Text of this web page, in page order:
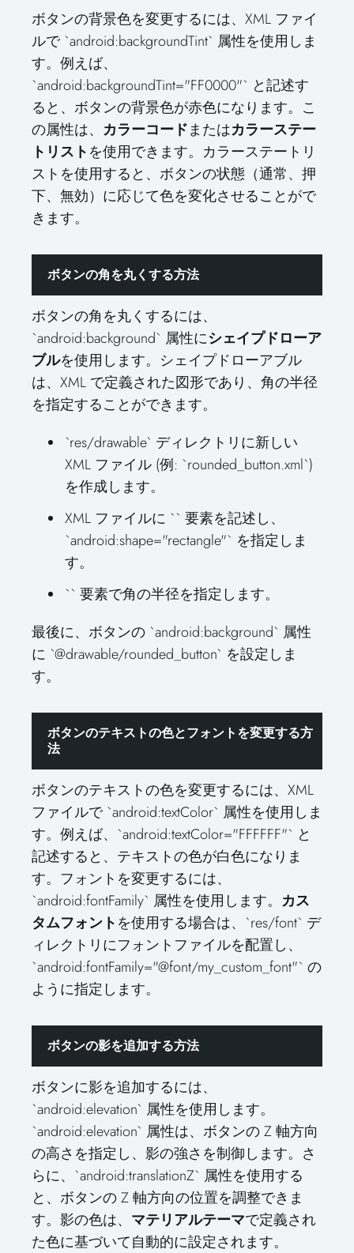
ボタンの背景色を変更するには、XML ファイ
ルで `android:backgroundTint` 属性を使用しま
す。例えば、
`android:backgroundTint="FF0000"` と記述す
ると、ボタンの背景色が赤色になります。こ
の属性は、 カラーコードまたはカラーステー
トリストを使用できます。カラーステートリ
ストを使用すると、ボタンの状態（通常、押
下、無効）に応じて色を変化させることがで
きます。
ボタンの角を丸くする方法
ボタンの角を丸くするには、
`android:background` 属性にシェイプドローア
ブルを使用します。シェイプドローアブル
は、XML で定義された図形であり、角の半径
を指定することができます。
`res/drawable` ディレクトリに新しい
XML ファイル (例: `rounded_button.xml`)
を作成します。
XML ファイルに `` 要素を記述し、
`android:shape="rectangle"` を指定しま
す。
`` 要素で角の半径を指定します。
最後に、ボタンの `android:background` 属性
に `@drawable/rounded_button` を設定しま
す。
ボタンのテキストの色とフォントを変更する方
法
ボタンのテキストの色を変更するには、XML
ファイルで `android:textColor` 属性を使用しま
す。例えば、`android:textColor="FFFFFF"` と
記述すると、テキストの色が白色になりま
す。フォントを変更するには、
`android:fontFamily` 属性を使用します。 カス
タムフォントを使用する場合は、`res/font` デ
ィレクトリにフォントファイルを配置し、
`android:fontFamily="@font/my_custom_font"` の
ように指定します。
ボタンの影を追加する方法
ボタンに影を追加するには、
`android:elevation` 属性を使用します。
`android:elevation` 属性は、ボタンの Z 軸方向
の高さを指定し、影の強さを制御します。さ
らに、`android:translationZ` 属性を使用する
と、ボタンの Z 軸方向の位置を調整できま
す。影の色は、 マテリアルテーマで定義され
た色に基づいて自動的に設定されます。